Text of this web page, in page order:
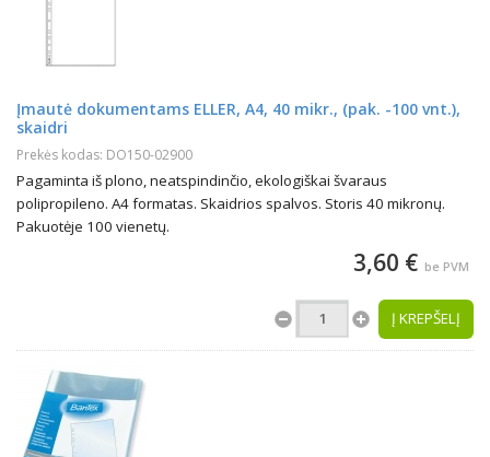
Įmautė dokumentams ELLER, A4, 40 mikr., (pak. -100 vnt.),
skaidri
Prekės kodas: DO150-02900
Pagaminta iš plono, neatspindinčio, ekologiškai švaraus
polipropileno. A4 formatas. Skaidrios spalvos. Storis 40 mikronų.
Pakuotėje 100 vienetų.
3,60 € be PVM
Į KREPŠELĮ